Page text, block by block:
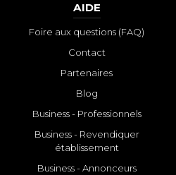
AIDE
Foire aux questions (FAQ)
Contact
Partenaires
Blog
Business - Professionnels
Business - Revendiquer
établissement
Business - Annonceurs